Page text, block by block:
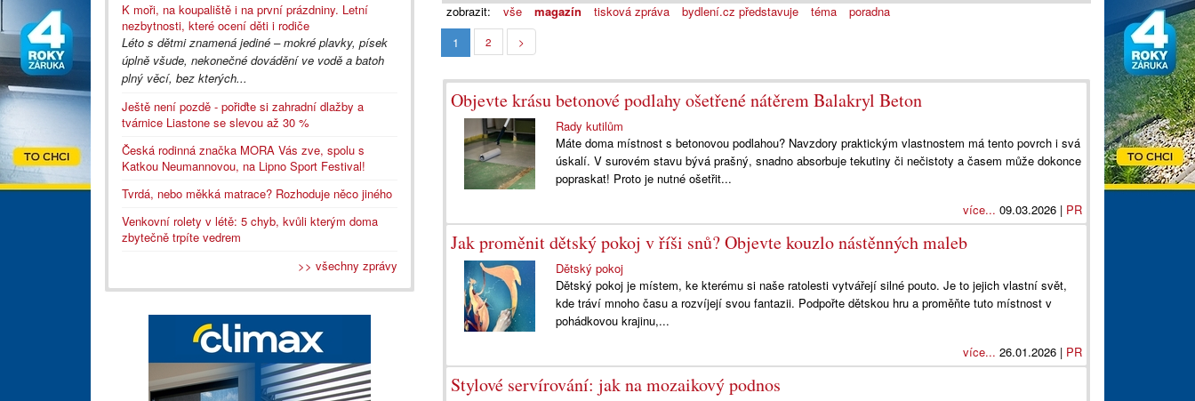
zobrazit: vše magazín tisková zpráva bydlení.cz představuje téma
poradna
1
2 >
Objevte krásu betonové podlahy ošetřené nátěrem Balakryl Beton
Rady kutilům
Máte doma místnost s betonovou podlahou? Navzdory praktickým vlastnostem má tento povrch i svá
úskalí. V surovém stavu bývá prašný, snadno absorbuje tekutiny či nečistoty a časem může dokonce
popraskat! Proto je nutné ošetřit...
více... 09.03.2026 | PR
Jak proměnit dětský pokoj v říši snů? Objevte kouzlo nástěnných maleb
Dětský pokoj
Dětský pokoj je místem, ke kterému si naše ratolesti vytvářejí silné pouto. Je to jejich vlastní svět,
kde tráví mnoho času a rozvíjejí svou fantazii. Podpořte dětskou hru a proměňte tuto místnost v
pohádkovou krajinu,...
více... 26.01.2026 | PR
Stylové servírování: jak na mozaikový podnos
K moři, na koupaliště i na první prázdniny. Letní
nezbytnosti, které ocení děti i rodiče
Léto s dětmi znamená jediné – mokré plavky, písek
úplně všude, nekonečné dovádění ve vodě a batoh
plný věcí, bez kterých...
Ještě není pozdě - pořiďte si zahradní dlažby a
tvárnice Liastone se slevou až 30 %
Česká rodinná značka MORA Vás zve, spolu s
Katkou Neumannovou, na Lipno Sport Festival!
Tvrdá, nebo měkká matrace? Rozhoduje něco jiného
Venkovní rolety v létě: 5 chyb, kvůli kterým doma
zbytečně trpíte vedrem
>> všechny zprávy